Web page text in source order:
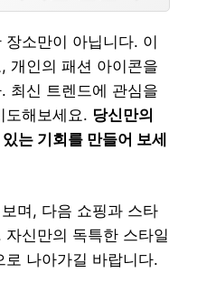
소만이 아닙니다. 이
개인의 패션 아이콘을
최신 트렌드에 관심을
도해보세요. 당신만의
는 기회를 만들어 보세
며, 다음 쇼핑과 스타
신만의 독특한 스타일
나아가길 바랍니다.